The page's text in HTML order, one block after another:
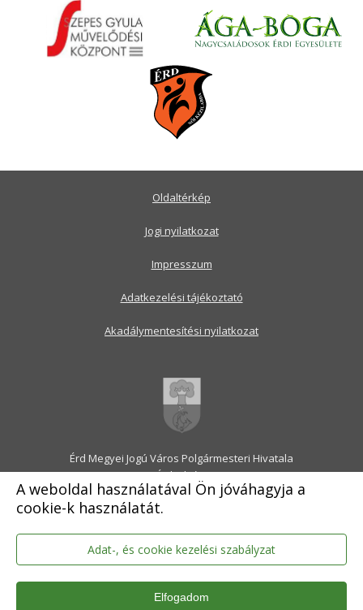
A weboldal használatával Ön jóváhagyja a
cookie-k használatát.
Adat-, és cookie kezelési szabályzat
Elfogadom
Érd Megyei Jogú Város Polgármesteri Hivatala
2030 Érd, Alsó utca 1.
Levélcím: 2031 Érd, Pf.: 31
E-mail:onkormanyzat@erd.hu
Telefonközpont:06-23-522-300
Ügyfélszolgálat:06-23-522-301
Hivatali Kapu: ERDPH
KRID szám: 707189964
Oldaltérkép
Jogi nyilatkozat
Impresszum
Adatkezelési tájékoztató
Akadálymentesítési nyilatkozat